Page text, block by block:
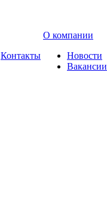
Контакты
О компании
Новости
Вакансии